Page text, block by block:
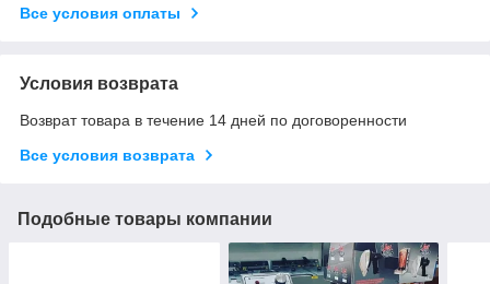
Все условия оплаты
Условия возврата
Возврат товара в течение 14 дней по договоренности
Все условия возврата
Подобные товары компании